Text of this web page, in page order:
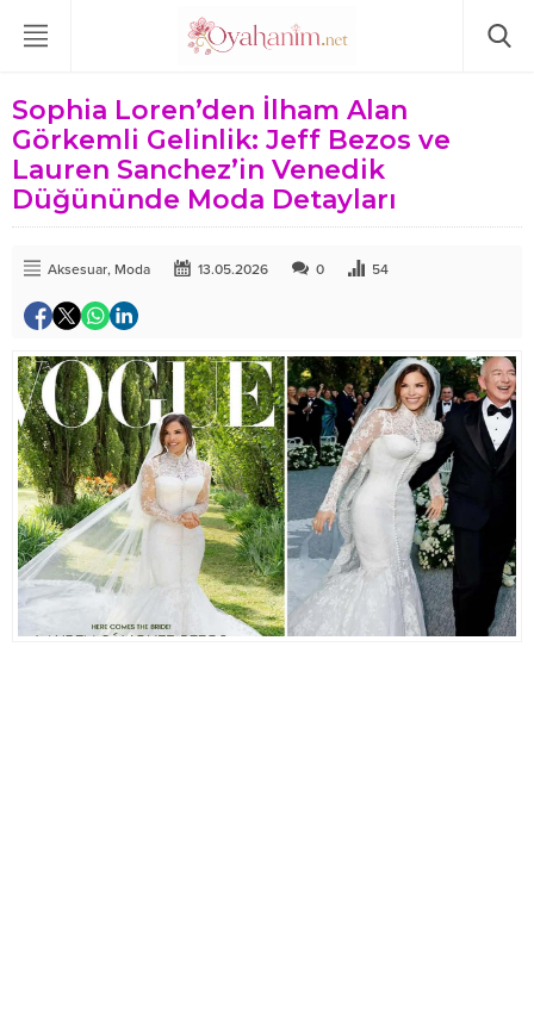
Sophia Loren’den İlham Alan
Görkemli Gelinlik: Jeff Bezos ve
Lauren Sanchez’in Venedik
Düğününde Moda Detayları
Aksesuar, Moda 13.05.2026 0 54